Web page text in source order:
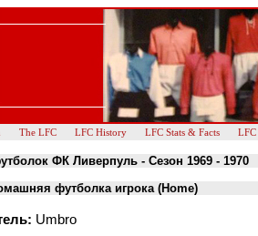
The LFC LFC History LFC Stats & Facts
ФК Ливерпуль - Сезон 1969 - 1970
футболка игрока (Home)
Umbro